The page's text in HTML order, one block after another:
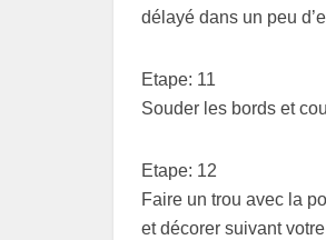
délayé dans un peu
Etape: 11
Souder les bords et
Etape: 12
Faire un trou avec la
et décorer suivant